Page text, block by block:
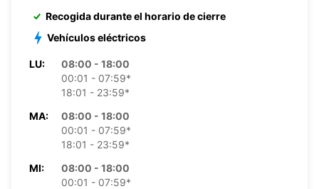
Recogida durante el horario de cierre
Vehículos eléctricos
LU:
08:00 - 18:00
00:01 - 07:59*
18:01 - 23:59*
MA:
08:00 - 18:00
00:01 - 07:59*
18:01 - 23:59*
MI:
08:00 - 18:00
00:01 - 07:59*